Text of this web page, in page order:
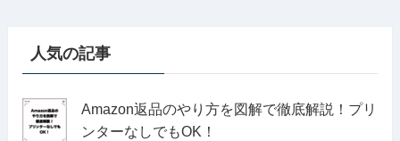
人気の記事
Amazon返品のやり方を図解で徹底解説！プリ
ンターなしでもOK！